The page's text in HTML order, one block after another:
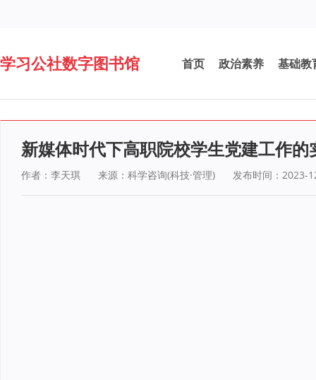
学习公社数字图书馆 首页 政治素养 基础教
新媒体时代下高职院校学生党建工作的
作者：李天琪 来源：科学咨询(科技·管理) 发布时间：2023-